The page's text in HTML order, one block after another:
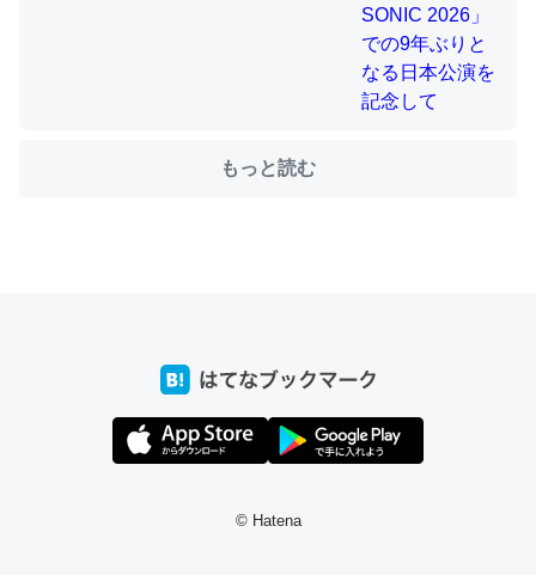
とかSpotifyを支払う孝行もできる。一生で親と会える残
私も3年前ぐらいに祖母の家に設置した。ポケットWifiみ
たいなのでネット環境作ったけどAlexaしか使わないので
https://toyoshi.hatenablog.com/entry/2019/05/15/1805
もっと読む
© Hatena